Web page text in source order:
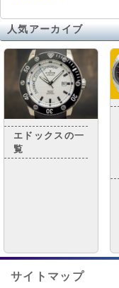
人気アーカイブ
エドックスの一
覧
サイトマップ